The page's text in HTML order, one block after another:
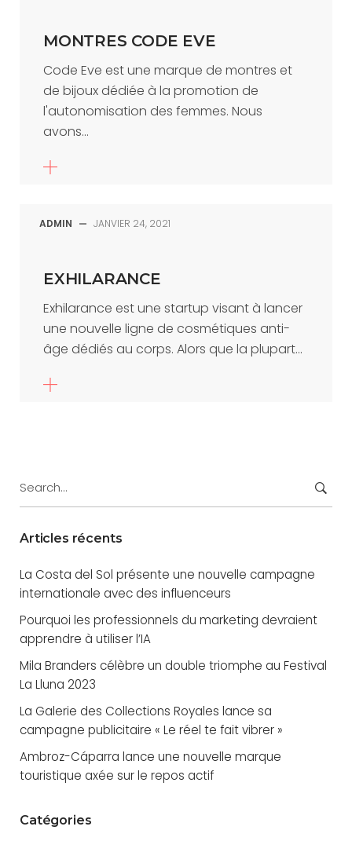
MONTRES CODE EVE
Code Eve est une marque de montres et
de bijoux dédiée à la promotion de
l'autonomisation des femmes. Nous
avons...
ADMIN — JANVIER 24, 2021
EXHILARANCE
Exhilarance est une startup visant à lancer
une nouvelle ligne de cosmétiques anti-
âge dédiés au corps. Alors que la plupart...
for:
Articles récents
La Costa del Sol présente une nouvelle campagne
internationale avec des influenceurs
Pourquoi les professionnels du marketing devraient
apprendre à utiliser l’IA
Mila Branders célèbre un double triomphe au Festival
La Lluna 2023
La Galerie des Collections Royales lance sa
campagne publicitaire « Le réel te fait vibrer »
Ambroz-Cáparra lance une nouvelle marque
touristique axée sur le repos actif
Catégories